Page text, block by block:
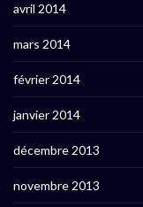
avril 2014
mars 2014
février 2014
janvier 2014
décembre 2013
novembre 2013